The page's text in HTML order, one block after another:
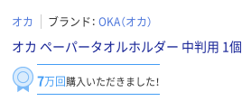
オカ ブランド： OKA（オカ）
オカ ペーパータオルホルダー 中判用 1個
7万回購入いただきました！